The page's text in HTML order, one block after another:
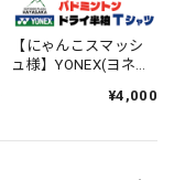
【にゃんこスマッシ
ュ様】YONEX(ヨネッ
バドミントン 【トラ
【16500】【送料無
¥4,000